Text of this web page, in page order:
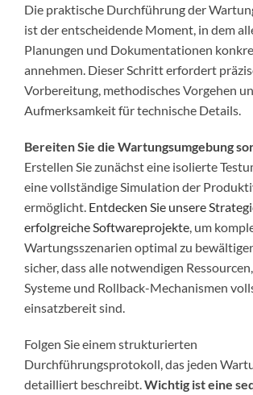
Die praktische Durchführung der
ist der entscheidende Moment, in dem
Planungen und Dokumentationen
annehmen. Dieser Schritt erfordert
Vorbereitung, methodisches Vorgehen
Aufmerksamkeit für technische Details.
Bereiten Sie die Wartungsumgebung
Erstellen Sie zunächst eine isolierte
eine vollständige Simulation der
ermöglicht. Entdecken Sie unsere
erfolgreiche Softwareprojekte, um
Wartungsszenarien optimal zu
sicher, dass alle notwendigen
Systeme und Rollback-Mechanismen
einsatzbereit sind.
Folgen Sie einem strukturierten
Durchführungsprotokoll, das jeden
detailliert beschreibt.Wichtig ist eine